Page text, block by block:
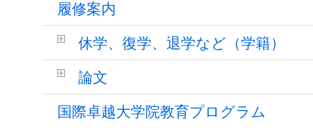
履修案内
休学、復学、退学など（学籍）
論文
国際卓越大学院教育プログラム